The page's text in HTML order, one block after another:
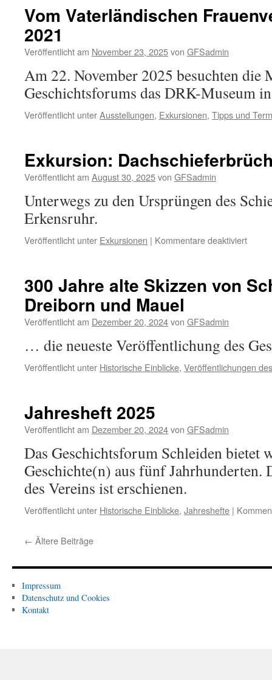
Vom Vaterländischen
2021
Veröffentlicht am November 23, 2025von GFSadmin
Am 22. November 2025 besuchten die
Geschichtsforums das DRK-Museum
Veröffentlicht unterAusstellungen, Exkursionen, Tipps und
Exkursion:
Veröffentlicht am August 30, 2025von GFSadmin
Unterwegs zu den Ursprüngen des
Erkensruhr.
Veröffentlicht unter Exkursionen | Kommentare deaktiviertfür
300 Jahre alte Skizzen von
Dreiborn und Mauel
Veröffentlicht am Dezember 20, 2024von GFSadmin
… die neueste Veröffentlichung des
Veröffentlicht unter Historische Einblicke, Veröffentlichungen
Jahresheft 2025
Veröffentlicht am Dezember 20, 2024von GFSadmin
Das Geschichtsforum Schleiden bietet
Geschichte(n) aus fünf Jahrhunderten.
des Vereins ist erschienen.
Veröffentlicht unter Historische Einblicke, Jahreshefte |
← Ältere Beiträge
Impressum
Datenschutz und Cookies
Kontakt